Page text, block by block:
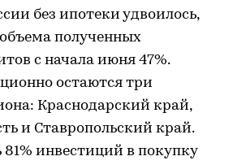
без ипотеки удвоилось,
полученных
с начала июня 47%.
остаются три
Краснодарский край,
и Ставропольский край.
инвестиций в покупку